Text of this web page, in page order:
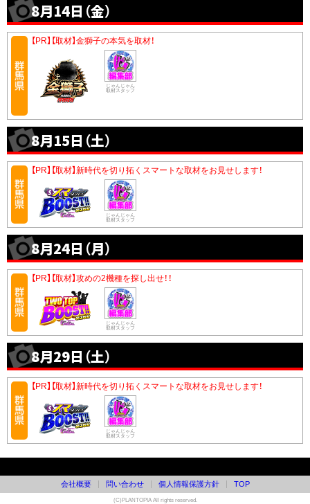
8月14日（金）
【PR】【取材】金獅子の本気を取材！
じゃんじゃん
取材スタッフ
8月15日（土）
【PR】【取材】新時代を切り拓くスマートな取材をお見せします！
じゃんじゃん
取材スタッフ
8月24日（月）
【PR】【取材】攻めの2機種を探し出せ！！
じゃんじゃん
取材スタッフ
8月29日（土）
【PR】【取材】新時代を切り拓くスマートな取材をお見せします！
じゃんじゃん
取材スタッフ
会社概要 問い合わせ 個人情報保護方針 TOP
(C)PLANTOPIA All rights reserved.